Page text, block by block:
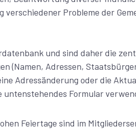
verschiedener Probleme der
und sind daher die
(Namen, Adressen,
Adressänderung oder die
untenstehendes Formular
Feiertage sind im